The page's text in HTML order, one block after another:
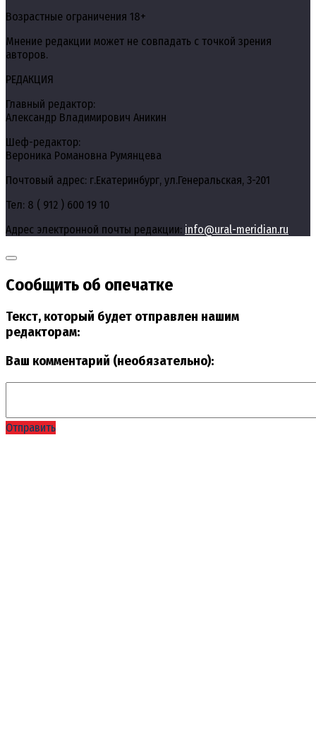
Возрастные ограничения 18+
Мнение редакции может не совпадать с точкой зрения
авторов.
РЕДАКЦИЯ
Главный редактор:
Александр Владимирович Аникин
Шеф-редактор:
Вероника Романовна Румянцева
Почтовый адрес: г.Екатеринбург, ул.Генеральская, 3-201
Тел: 8 ( 912 ) 600 19 10
Адрес электронной почты редакции: info@ural-meridian.ru
Сообщить об опечатке
Текст, который будет отправлен нашим
редакторам:
Ваш комментарий (необязательно):
Отправить